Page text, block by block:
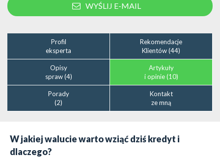
WYŚLIJ E-MAIL
Profil
eksperta
Rekomendacje
Klientów (44)
Opisy
spraw (4)
Artykuły
i opinie (10)
Porady
(2)
Kontakt
ze mną
W jakiej walucie warto wziąć dziś kredyt i
dlaczego?